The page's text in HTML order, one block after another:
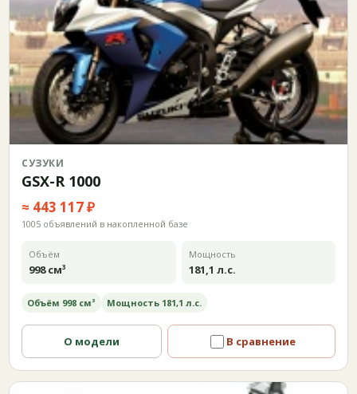
СУЗУКИ
GSX-R 1000
≈ 443 117 ₽
1005 объявлений в накопленной базе
Объём
998 см³
Мощность
181,1 л.с.
Объём 998 см³ Мощность 181,1 л.с.
О модели В сравнение